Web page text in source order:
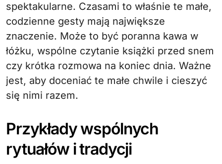
spektakularne. Czasami to właśnie te małe,
codzienne gesty mają największe
znaczenie. Może to być poranna kawa w
łóżku, wspólne czytanie książki przed snem
czy krótka rozmowa na koniec dnia. Ważne
jest, aby doceniać te małe chwile i cieszyć
się nimi razem.
Przykłady wspólnych
rytuałów i tradycji